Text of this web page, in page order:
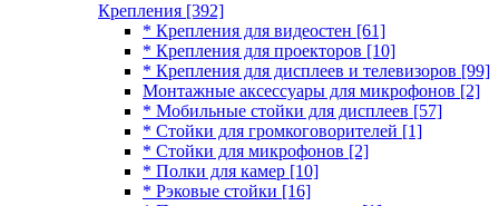
Крепления [392]
* Крепления для видеостен [61]
* Крепления для проекторов [10]
* Крепления для дисплеев и телевизоров [99]
Монтажные аксессуары для микрофонов [2]
* Мобильные стойки для дисплеев [57]
* Стойки для громкоговорителей [1]
* Стойки для микрофонов [2]
* Полки для камер [10]
* Рэковые стойки [16]